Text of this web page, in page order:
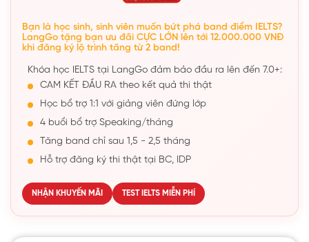
Bạn là học sinh, sinh viên muốn bứt phá band điểm IELTS?
LangGo tặng bạn ưu đãi CỰC LỚN lên tới 12.000.000 VNĐ
khi đăng ký lộ trình tăng từ 2 band!
Khóa học IELTS tại LangGo đảm bảo đầu ra lên đến 7.0+:
CAM KẾT ĐẦU RA theo kết quả thi thật
Học bổ trợ 1:1 với giảng viên đứng lớp
4 buổi bổ trợ Speaking/tháng
Tăng band chỉ sau 1,5 - 2,5 tháng
Hỗ trợ đăng ký thi thật tại BC, IDP
NHẬN KHUYẾN MÃI TEST IELTS MIỄN PHÍ